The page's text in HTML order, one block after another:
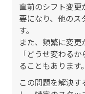
直前のシフト変
要になり、他のス
す。
また、頻繁に変
「どうせ変わる
ることもあります。
この問題を解決